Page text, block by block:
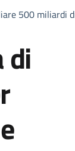
500 miliardi
di